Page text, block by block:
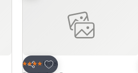
Partilhar
Adicionar aos favoritos
4 EstrelasHotel